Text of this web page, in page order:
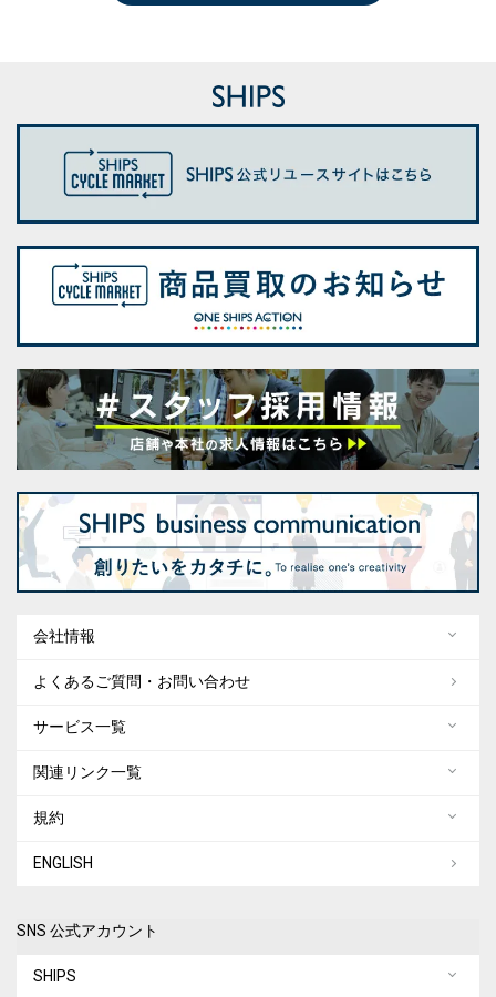
会社情報
よくあるご質問・お問い合わせ
サービス一覧
関連リンク一覧
規約
ENGLISH
SNS 公式アカウント
SHIPS